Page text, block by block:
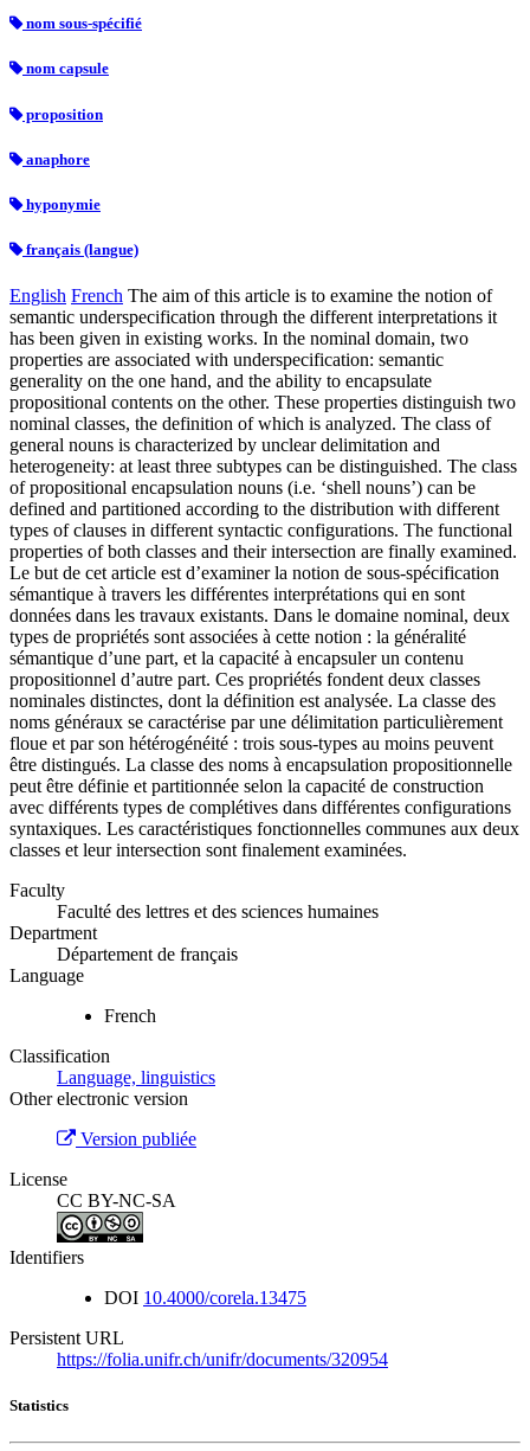
nom sous-spécifié
nom capsule
proposition
anaphore
hyponymie
français (langue)
English French The aim of this article is to examine the notion of
semantic underspecification through the different interpretations it
has been given in existing works. In the nominal domain, two
properties are associated with underspecification: semantic
generality on the one hand, and the ability to encapsulate
propositional contents on the other. These properties distinguish two
nominal classes, the definition of which is analyzed. The class of
general nouns is characterized by unclear delimitation and
heterogeneity: at least three subtypes can be distinguished. The class
of propositional encapsulation nouns (i.e. ‘shell nouns’) can be
defined and partitioned according to the distribution with different
types of clauses in different syntactic configurations. The functional
properties of both classes and their intersection are finally examined.
Le but de cet article est d’examiner la notion de sous-spécification
sémantique à travers les différentes interprétations qui en sont
données dans les travaux existants. Dans le domaine nominal, deux
types de propriétés sont associées à cette notion : la généralité
sémantique d’une part, et la capacité à encapsuler un contenu
propositionnel d’autre part. Ces propriétés fondent deux classes
nominales distinctes, dont la définition est analysée. La classe des
noms généraux se caractérise par une délimitation particulièrement
floue et par son hétérogénéité : trois sous-types au moins peuvent
être distingués. La classe des noms à encapsulation propositionnelle
peut être définie et partitionnée selon la capacité de construction
avec différents types de complétives dans différentes configurations
syntaxiques. Les caractéristiques fonctionnelles communes aux deux
classes et leur intersection sont finalement examinées.
Faculty
Faculté des lettres et des sciences humaines
Department
Département de français
Language
French
Classification
Language, linguistics
Other electronic version
Version publiée
License
CC BY-NC-SA
Identifiers
DOI 10.4000/corela.13475
Persistent URL
https://folia.unifr.ch/unifr/documents/320954
Statistics